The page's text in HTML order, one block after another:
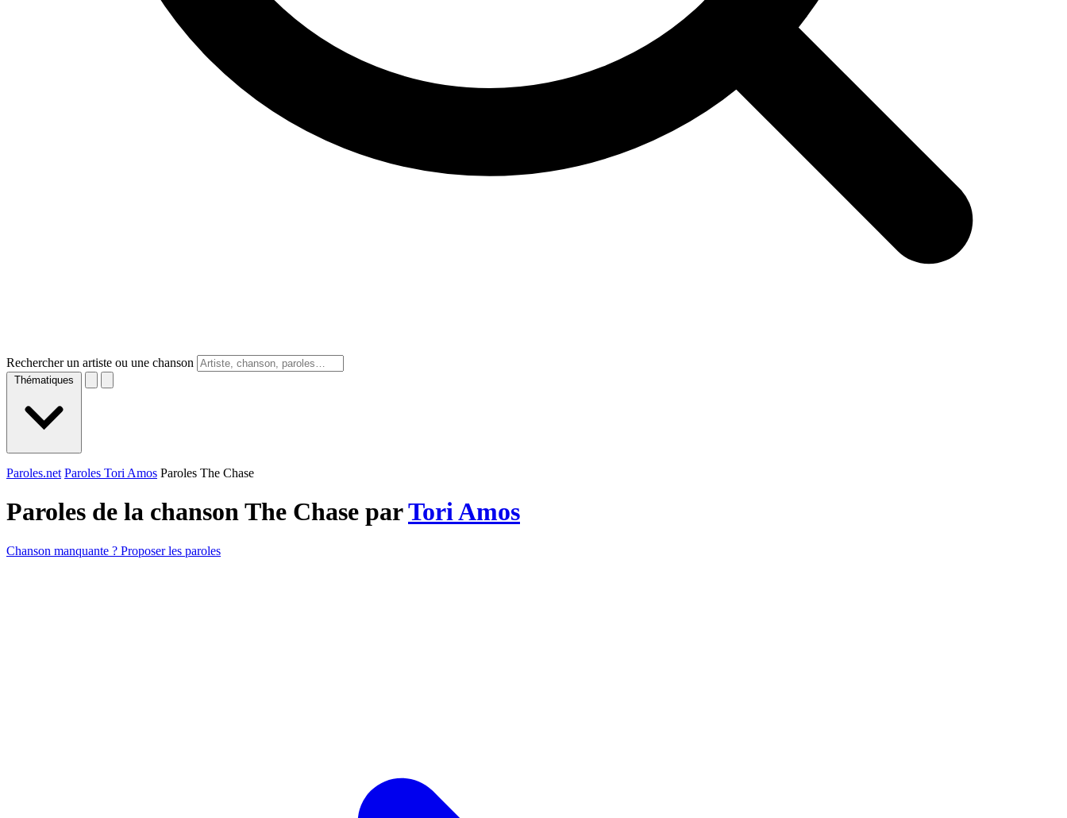
Rechercher un artiste ou une chanson
Thématiques
Paroles.net Paroles Tori Amos Paroles The Chase
Paroles de la chanson The Chase parTori Amos
Chanson manquante ? Proposer les paroles